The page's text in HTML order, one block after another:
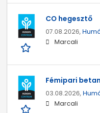
CO hegesztő
07.08.2026,
Marcali
Fémipari
03.08.2026,
Marcali